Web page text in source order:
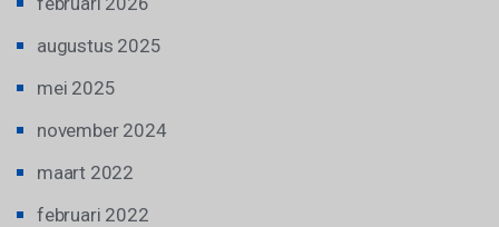
augustus 2025
mei 2025
november 2024
maart 2022
februari 2022